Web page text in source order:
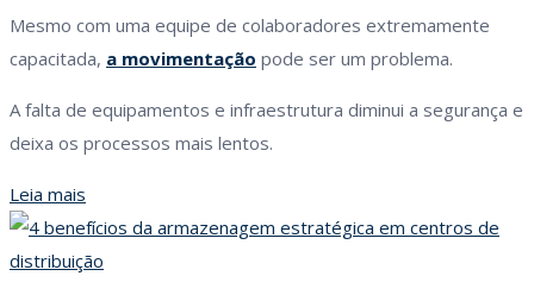
Mesmo com uma equipe de colaboradores extremamente
capacitada, a movimentação pode ser um problema.
A falta de equipamentos e infraestrutura diminui a segurança e
deixa os processos mais lentos.
Leia mais